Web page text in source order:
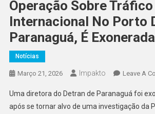
Operação Sobre Tráfico
Internacional No Porto
Paranaguá, É Exonerada
Notícias
Março 21, 2026 Impakto Leave A
Uma diretora do Detran de Paranaguá foi
após se tornar alvo de uma investigação da